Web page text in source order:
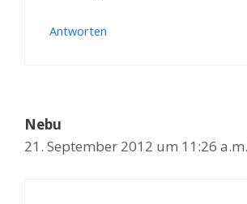
Antworten
Nebu
21. September 2012 um 11:26